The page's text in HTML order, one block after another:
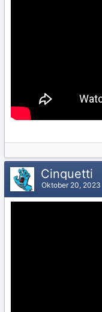
Cinquetti
Oktober 20, 2023